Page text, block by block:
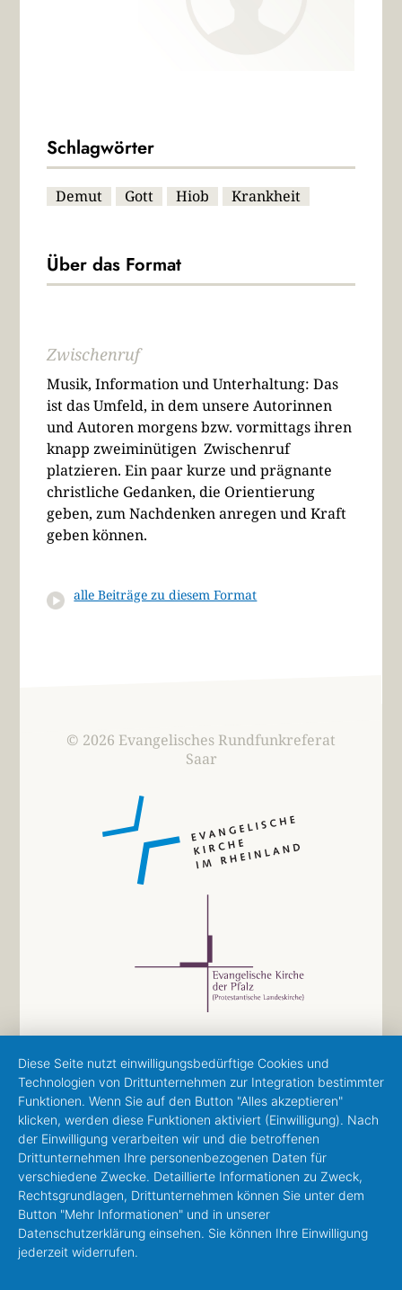
Schlagwörter
Demut Gott Hiob Krankheit
Über das Format
Zwischenruf
Musik, Information und Unterhaltung: Das
ist das Umfeld, in dem unsere Autorinnen
und Autoren morgens bzw. vormittags ihren
knapp zweiminütigen Zwischenruf
platzieren. Ein paar kurze und prägnante
christliche Gedanken, die Orientierung
geben, zum Nachdenken anregen und Kraft
geben können.
alle Beiträge zu diesem Format
© 2026 Evangelisches Rundfunkreferat
Saar
Diese Seite nutzt einwilligungsbedürftige Cookies und
Technologien von Drittunternehmen zur Integration bestimmter
Funktionen. Wenn Sie auf den Button "Alles akzeptieren"
klicken, werden diese Funktionen aktiviert (Einwilligung). Nach
der Einwilligung verarbeiten wir und die betroffenen
Drittunternehmen Ihre personenbezogenen Daten für
verschiedene Zwecke. Detaillierte Informationen zu Zweck,
Rechtsgrundlagen, Drittunternehmen können Sie unter dem
Button "Mehr Informationen" und in unserer
Datenschutzerklärung einsehen. Sie können Ihre Einwilligung
jederzeit widerrufen.